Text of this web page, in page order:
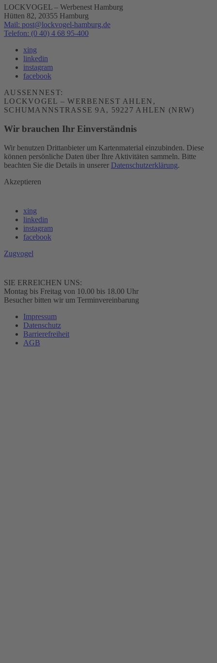
LOCKVOGEL – Werbenest Hamburg
Hütten 82, 20355 Hamburg
Mail: post@lockvogel-hamburg.de
Telefon: (0 40) 4 68 95-400
xing
linkedin
instagram
facebook
AUSSENNEST:
LOCKVOGEL – WERBENEST AHLEN,
SCHUMANNSTRASSE 9A, 59227 AHLEN (NRW)
Wir brauchen Ihr Einverständnis
Wir benutzen Drittanbieter um Kartenmaterial einzubinden. Diese
können persönliche Daten über Ihre Aktivitäten sammeln. Bitte
beachten Sie die Details in unserer Datenschutzerklärung.
Akzeptieren
xing
linkedin
instagram
facebook
Zugvogel
SIE ERREICHEN UNS:
Montag bis Freitag von 10.00 bis 18.00 Uhr
Besucher bitten wir um Terminvereinbarung
Impressum
Datenschutz
Barrierefreiheit
AGB